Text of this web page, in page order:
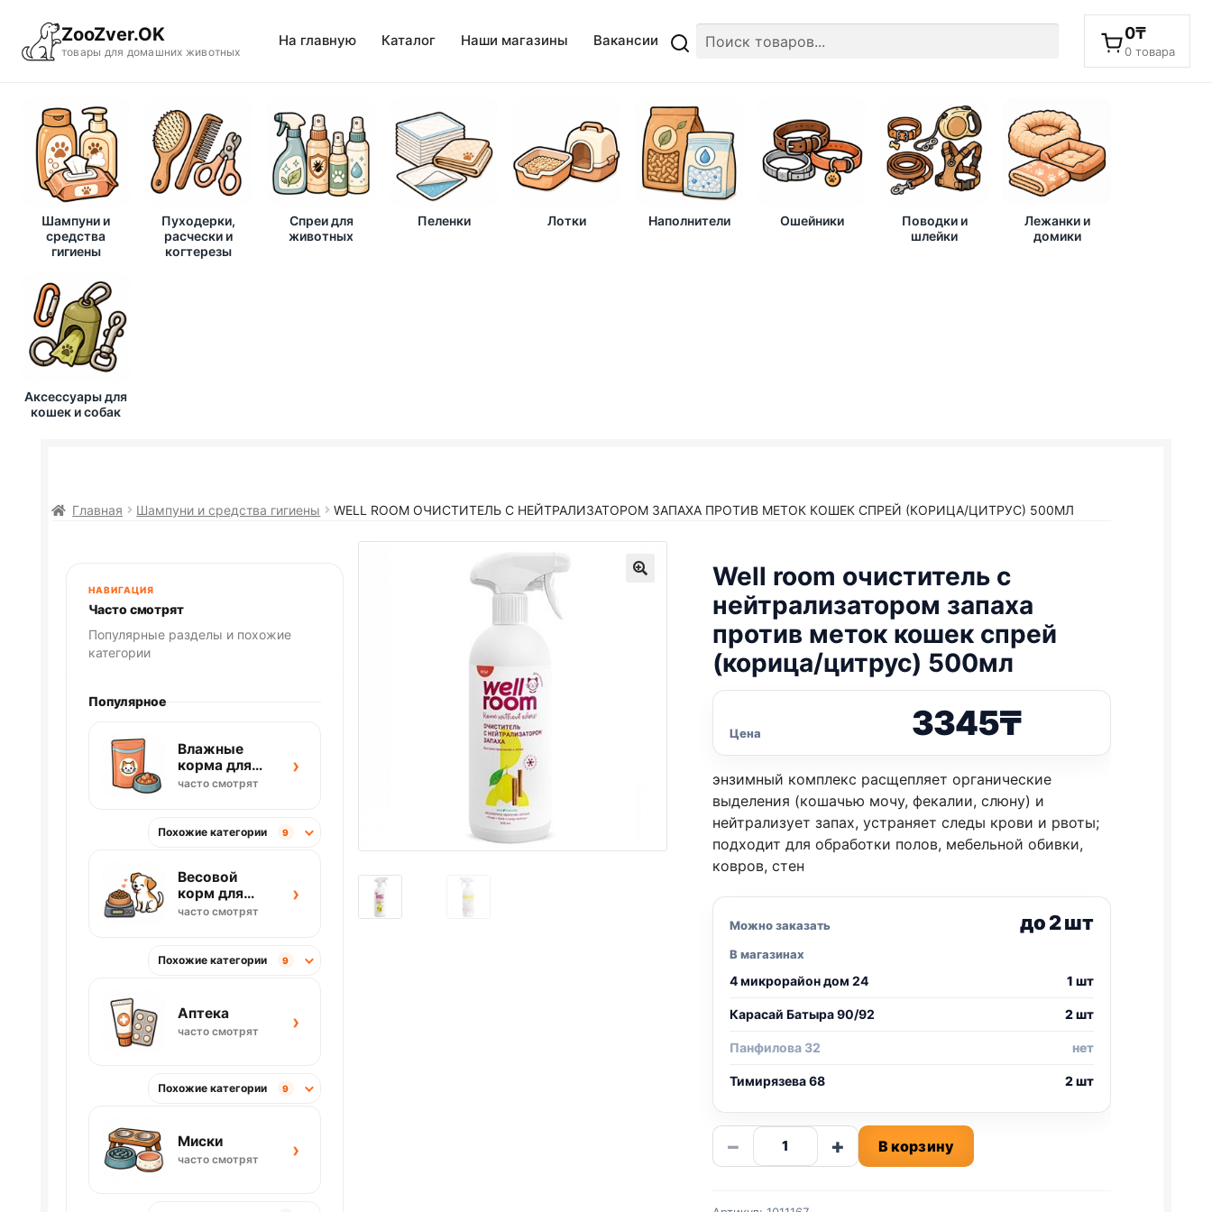
ZooZver.OK
товары для домашних животных
На главную Каталог Наши магазины Вакансии 0₸
0 товара
Шампуни и
средства
гигиены
Пуходерки,
расчески и
когтерезы
Спреи для
животных
Пеленки Лотки Наполнители Ошейники
Поводки и
шлейки
Лежанки и
домики
Аксессуары для
кошек и собак
Главная Шампуни и средства гигиены WELL ROOM ОЧИСТИТЕЛЬ С НЕЙТРАЛИЗАТОРОМ ЗАПАХА ПРОТИВ МЕТОК КОШЕК СПРЕЙ (КОРИЦА/ЦИТРУС) 500МЛ
Well room очиститель с
нейтрализатором запаха
против меток кошек спрей
(корица/цитрус) 500мл
Цена 3345₸
энзимный комплекс расщепляет органические
выделения (кошачью мочу, фекалии, слюну) и
нейтрализует запах, устраняет следы крови и рвоты;
подходит для обработки полов, мебельной обивки,
ковров, стен
Можно заказать до 2 шт
В магазинах
4 микрорайон дом 24 1 шт
Карасай Батыра 90/92 2 шт
Панфилова 32 нет
Тимирязева 68 2 шт
−
Количество
товара
+ В корзину
НАВИГАЦИЯ
Часто смотрят
Популярные разделы и похожие
категории
Популярное
Влажные
корма для
кошек
часто смотрят
›
Похожие категории 9
Весовой
корм для
собак
часто смотрят
›
Похожие категории 9
Аптека
часто смотрят ›
Похожие категории 9
Миски
часто смотрят ›